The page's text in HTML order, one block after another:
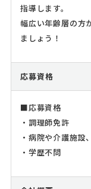
指導します。
幅広い年齢層の方
ましょう！
応募資格
■応募資格
・調理師免許
・病院や介護施設
・学歴不問